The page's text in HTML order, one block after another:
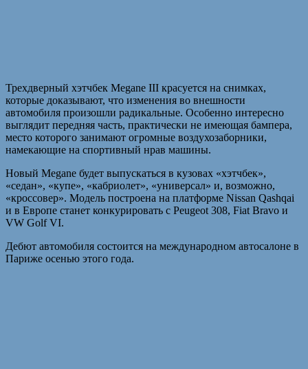
Трехдверный хэтчбек Megane III красуется на снимках,
которые доказывают, что изменения во внешности
автомобиля произошли радикальные. Особенно интересно
выглядит передняя часть, практически не имеющая бампера,
место которого занимают огромные воздухозаборники,
намекающие на спортивный нрав машины.
Новый Megane будет выпускаться в кузовах «хэтчбек»,
«седан», «купе», «кабриолет», «универсал» и, возможно,
«кроссовер». Модель построена на платформе Nissan Qashqai
и в Европе станет конкурировать с Peugeot 308, Fiat Bravo и
VW Golf VI.
Дебют автомобиля состоится на международном автосалоне в
Париже осенью этого года.